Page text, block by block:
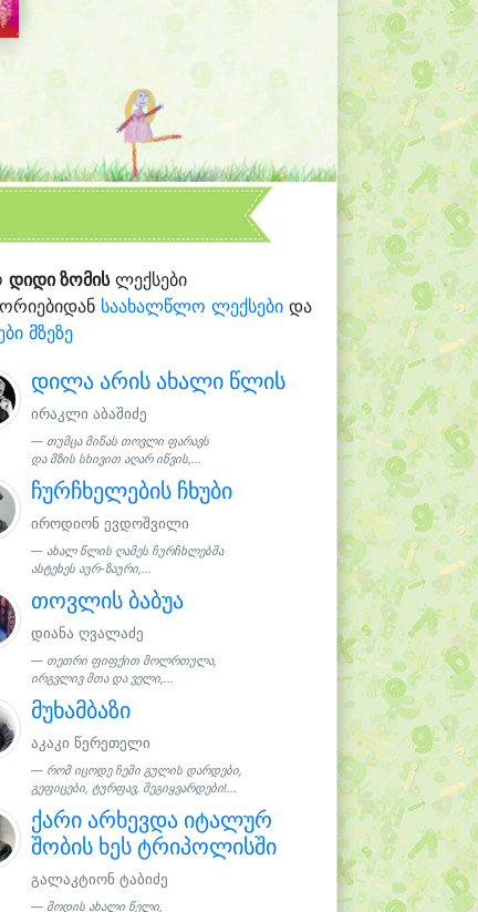
დიდი ზომისლექსები
საახალწლო ლექსები და
მზეზე
დილა არის ახალი წლის
ირაკლი აბაშიძე
თუმცა მიწას თოვლი ფარავს
და მზის სხივით აღარ იწვის,...
ჩურჩხელების ჩხუბი
იროდიონ ევდოშვილი
ახალ წლის ღამეს ჩურჩხლებმა
ასტეხეს აურ-ზაური,...
თოვლის ბაბუა
დიანა ღვალაძე
თეთრი ფიფქით მოლრთულა,
ირგვლივ მთა და ველი,...
მუხამბაზი
აკაკი წერეთელი
რომ იცოდე ჩემი გულის დარდები,
გეფიცები, ტურფავ, შეგიყვარდები!...
ქარი არხევდა იტალურ
შობის ხეს ტრიპოლისში
გალაკტიონ ტაბიძე
მოდის ახალი წელი,